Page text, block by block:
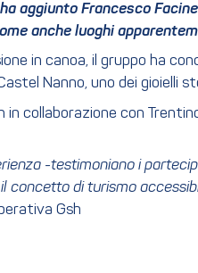
ha aggiunto Francesco
anche luoghi
in canoa, il gruppo ha
Nanno, uno dei gioielli
in collaborazione con
-testimoniano i
concetto di turismo
Gsh